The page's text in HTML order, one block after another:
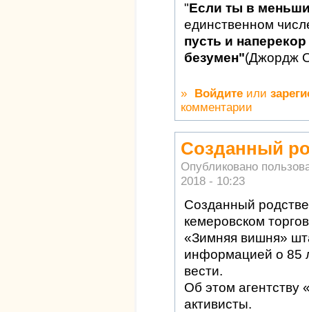
"Если ты в
единственном
пусть и
безумен"(Джордж
» Войдите или
комментарии
Созданный
Опубликовано
2018 - 10:23
Созданный
кемеровском
«Зимняя вишня»
информацией о 85
вести.
Об этом
активисты.